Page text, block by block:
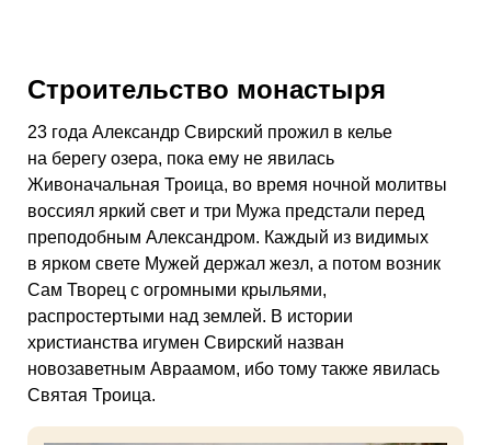
Строительство монастыря
23 года Александр Свирский прожил в келье
на берегу озера, пока ему не явилась
Живоначальная Троица, во время ночной молитвы
воссиял яркий свет и три Мужа предстали перед
преподобным Александром. Каждый из видимых
в ярком свете Мужей держал жезл, а потом возник
Сам Творец с огромными крыльями,
распростертыми над землей. В истории
христианства игумен Свирский назван
новозаветным Авраамом, ибо тому также явилась
Святая Троица.